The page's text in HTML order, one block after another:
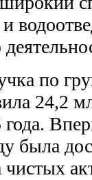
по
24,2
была